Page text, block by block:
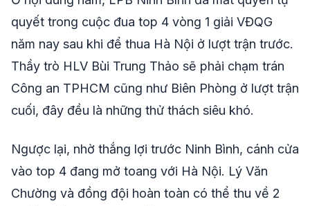
quyết trong cuộc đua top 4 vòng 1 giải VĐQG
năm nay sau khi để thua Hà Nội ở lượt trận trước.
Thầy trò HLV Bùi Trung Thảo sẽ phải chạm trán
Công an TPHCM cũng như Biên Phòng ở lượt trận
cuối, đây đều là những thử thách siêu khó.
Ngược lại, nhờ thắng lợi trước Ninh Bình, cánh cửa
vào top 4 đang mở toang với Hà Nội. Lý Văn
Chường và đồng đội hoàn toàn có thể thu về 2